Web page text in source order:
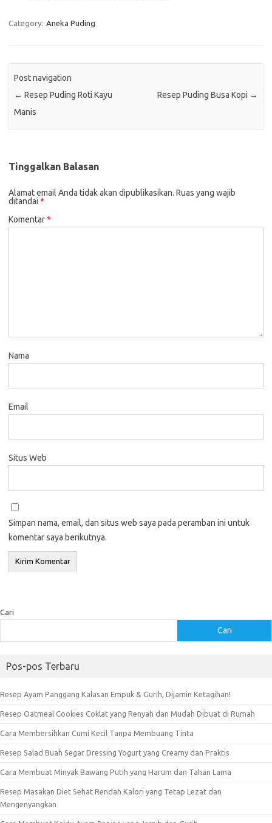
Category: Aneka Puding
Post navigation
← Resep Puding Roti Kayu
Manis
Resep Puding Busa Kopi →
Tinggalkan Balasan
Alamat email Anda tidak akan dipublikasikan. Ruas yang wajib
ditandai *
Komentar*
Nama
Email
Situs Web
Simpan nama, email, dan situs web saya pada peramban ini untuk
komentar saya berikutnya.
Cari
Cari
Pos-pos Terbaru
Resep Ayam Panggang Kalasan Empuk & Gurih, Dijamin Ketagihan!
Resep Oatmeal Cookies Coklat yang Renyah dan Mudah Dibuat di Rumah
Cara Membersihkan Cumi Kecil Tanpa Membuang Tinta
Resep Salad Buah Segar Dressing Yogurt yang Creamy dan Praktis
Cara Membuat Minyak Bawang Putih yang Harum dan Tahan Lama
Resep Masakan Diet Sehat Rendah Kalori yang Tetap Lezat dan
Mengenyangkan